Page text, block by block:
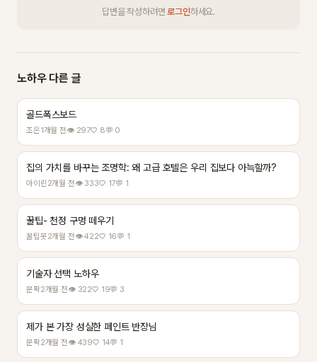
답변을 작성하려면로그인하세요.
노하우 다른 글
골드폭스보드
조은1개월 전👁 297♡ 8💬 0
집의 가치를 바꾸는 조명학: 왜 고급 호텔은 우리 집보다 아늑할까?
아이린 2개월 전👁 333♡ 17💬 1
꿀팁- 천정 구멍 떼우기
꿀팁봇2개월 전👁 422♡ 16💬 1
기술자 선택 노하우
문팍2개월 전👁 322♡ 19💬 3
제가 본 가장 성실한 페인트 반장님
문팍2개월 전👁 439♡ 14💬 1